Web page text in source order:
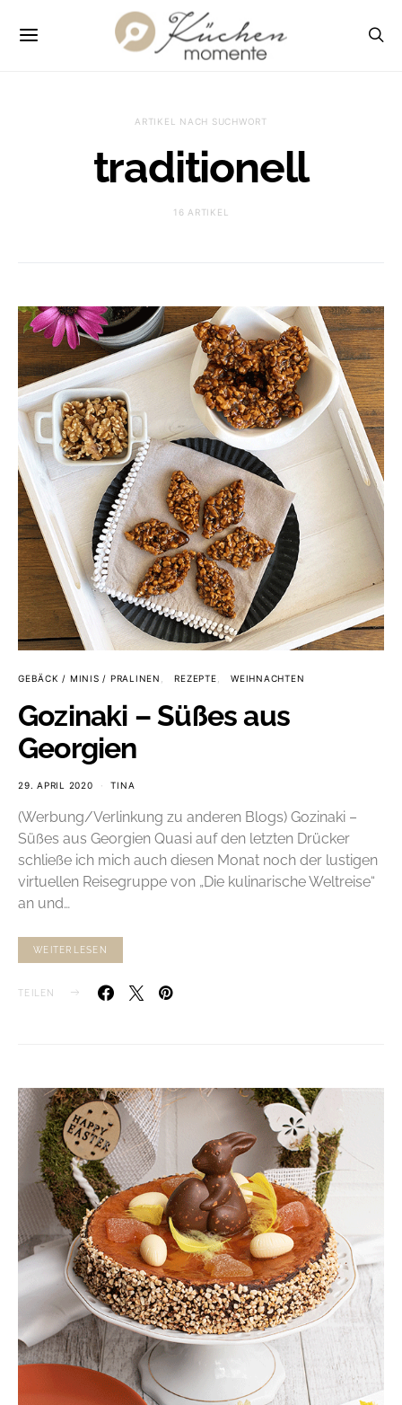
ARTIKEL NACH SUCHWORT
traditionell
16 ARTIKEL
GEBÄCK / MINIS / PRALINEN REZEPTE WEIHNACHTEN
Gozinaki – Süßes aus
Georgien
29. APRIL 2020 TINA
(Werbung/Verlinkung zu anderen Blogs) Gozinaki –
Süßes aus Georgien Quasi auf den letzten Drücker
schließe ich mich auch diesen Monat noch der lustigen
virtuellen Reisegruppe von „Die kulinarische Weltreise“
an und…
WEITERLESEN
TEILEN